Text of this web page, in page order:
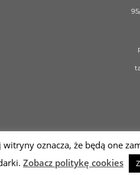
oznacza, że będą one
Zobacz politykę cookies